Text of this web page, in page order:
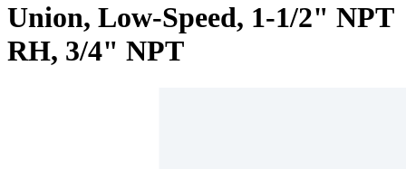
Union, Low-Speed, 1-1/2" NPT
RH, 3/4" NPT